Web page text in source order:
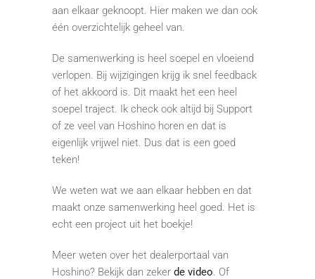
aan elkaar geknoopt. Hier maken we dan ook
één overzichtelijk geheel van.
De samenwerking is heel soepel en vloeiend
verlopen. Bij wijzigingen krijg ik snel feedback
of het akkoord is. Dit maakt het een heel
soepel traject. Ik check ook altijd bij Support
of ze veel van Hoshino horen en dat is
eigenlijk vrijwel niet. Dus dat is een goed
teken!
We weten wat we aan elkaar hebben en dat
maakt onze samenwerking heel goed. Het is
echt een project uit het boekje!
Meer weten over het dealerportaal van
Hoshino? Bekijk dan zeker de video. Of